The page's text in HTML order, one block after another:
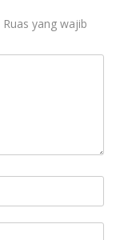
Ruas yang wajib